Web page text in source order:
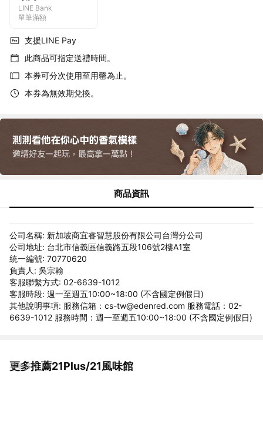
LINE Bank
單筆滿額
支援LINE Pay
此商品可指定送禮時間。
本券可分次使用至用罄為止。
本券為無效期兌換。
商品資訊
公司名稱: 新加坡商宜睿智慧股份有限公司台灣分公司
公司地址: 台北市信義區信義路五段106號2樓A1室
統一編號: 70770620
負責人: 吳宗翰
客服聯繫方式: 02-6639-1012
客服時段: 週一至週五10:00~18:00 (不含國定例假日)
其他說明事項: 服務信箱：cs-tw@edenred.com 服務電話：02-
6639-1012 服務時間：週一至週五10:00~18:00 (不含國定例假日)
更多推薦21Plus/21風味館
看更多